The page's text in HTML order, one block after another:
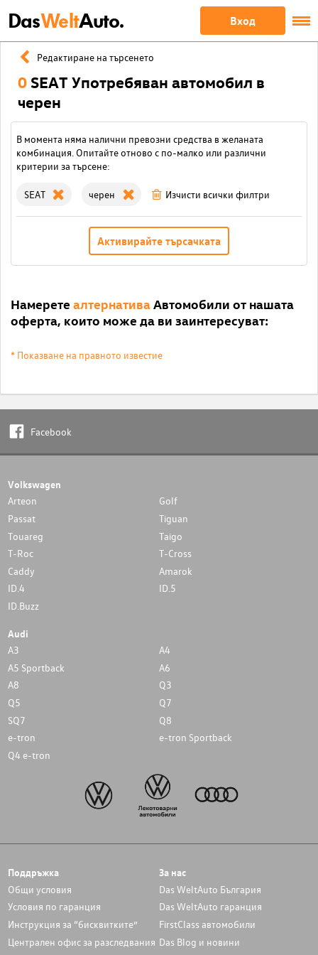
DasWeltAuto. Вход
Редактиране на търсенето
0 SEAT Употребяван автомобил в
черен
В момента няма налични превозни средства в желаната
комбинация. Опитайте отново с по-малко или различни
критерии за търсене:
SEAT черен Изчисти всички филтри
Активирайте търсачката
Намерете алтернативаАвтомобили от нашата
оферта, които може да ви заинтересуват:
* Показване на правното известие
Facebook
Volkswagen
Arteon
Golf
Passat
Tiguan
Touareg
Taigo
T-Roc
T-Cross
Caddy
Amarok
ID.4
ID.5
ID.Buzz
Audi
A3
A4
A5 Sportback
A6
A8
Q3
Q5
Q7
SQ7
Q8
e-tron
e-tron Sportback
Q4 e-tron
Поддръжка
Общи условия
Условия по гаранция
Инструкция за “бисквитките”
Централен офис за разследвания
За нас
Das WeltAuto България
Das WeltAuto гаранция
FirstClass автомобили
Das Blog и новини